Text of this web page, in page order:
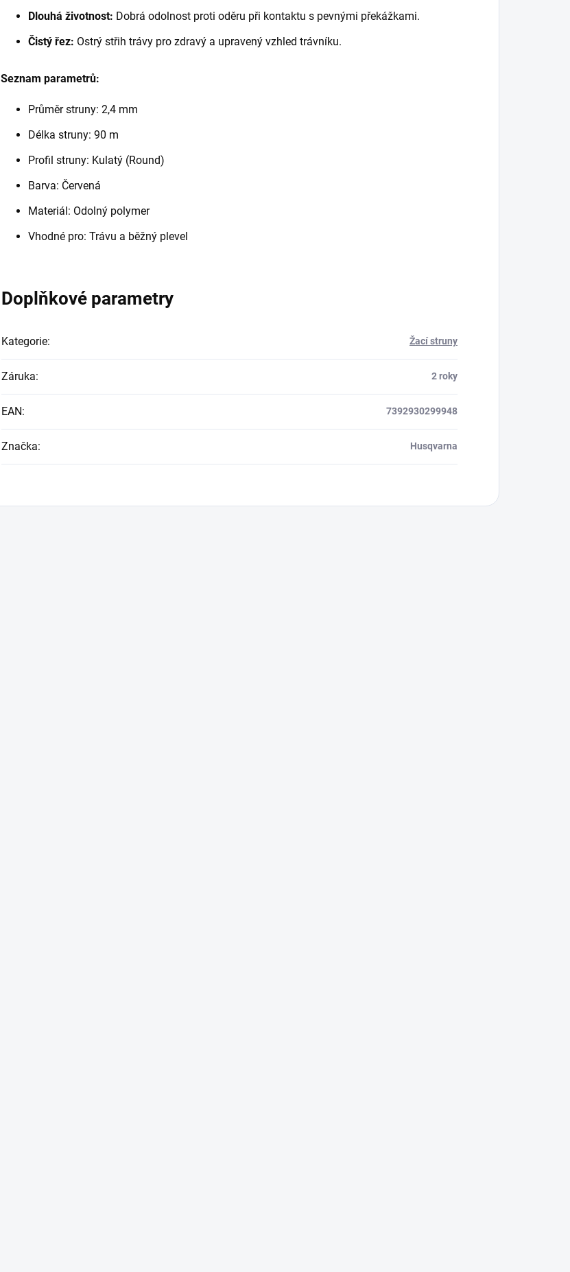
Dlouhá životnost: Dobrá odolnost proti oděru při kontaktu s pevnými překážkami.
Čistý řez: Ostrý střih trávy pro zdravý a upravený vzhled trávníku.
Seznam parametrů:
Průměr struny: 2,4 mm
Délka struny: 90 m
Profil struny: Kulatý (Round)
Barva: Červená
Materiál: Odolný polymer
Vhodné pro: Trávu a běžný plevel
Doplňkové parametry
Kategorie: Žací struny
Záruka: 2 roky
EAN: 7392930299948
Značka: Husqvarna